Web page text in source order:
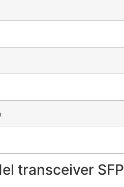
transceiver SFP